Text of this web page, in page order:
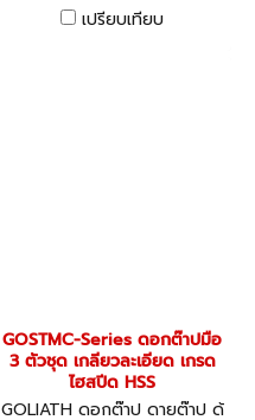
เปรียบเทียบ
GOSTMC-Series ดอกต๊าปมือ
3 ตัวชุด เกลียวละเอียด เกรด
ไฮสปีด HSS
GOLIATH ดอกต๊าป ดายต๊าป ด้